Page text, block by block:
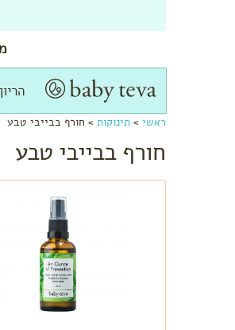
הריון
ראשי > תינוקות > חורף בבייבי טבע
חורף בבייבי טבע